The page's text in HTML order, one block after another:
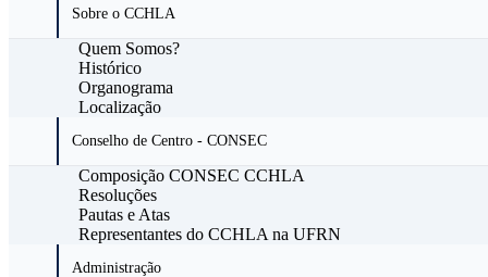
Sobre o CCHLA
Quem Somos?
Histórico
Organograma
Localização
Conselho de Centro - CONSEC
Composição CONSEC CCHLA
Resoluções
Pautas e Atas
Representantes do CCHLA na UFRN
Administração